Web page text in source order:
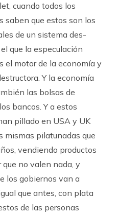
cuando todos los
saben que estos son los
de un sistema des-
que la especulación
el motor de la economía y
Y la economía
las bolsas de
bancos. Y a estos
pillado en USA y UK
mismas pilatunadas que
vendiendo productos
no valen nada, y
los gobiernos van a
que antes, con plata
de las personas